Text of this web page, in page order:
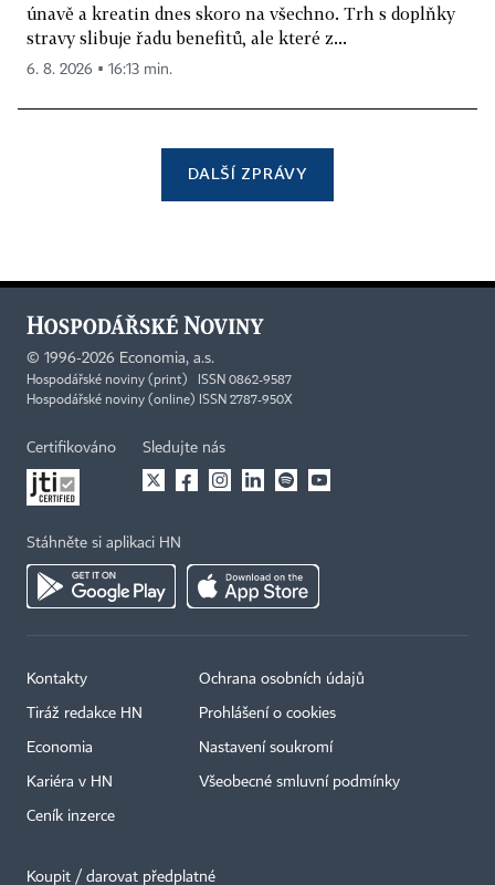
únavě a kreatin dnes skoro na všechno. Trh s doplňky
stravy slibuje řadu benefitů, ale které z...
6. 8. 2026 ▪ 16:13 min.
DALŠÍ ZPRÁVY
© 1996-2026 Economia, a.s.
Hospodářské noviny (print) ISSN 0862-9587
Hospodářské noviny (online) ISSN 2787-950X
Certifikováno Sledujte nás
Stáhněte si aplikaci HN
Kontakty
Tiráž redakce HN
Economia
Kariéra v HN
Ceník inzerce
Ochrana osobních údajů
Prohlášení o cookies
Nastavení soukromí
Všeobecné smluvní podmínky
Koupit / darovat předplatné